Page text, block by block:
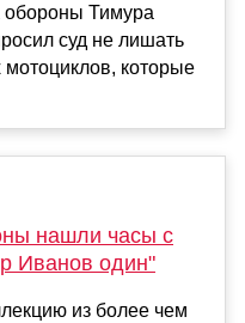
Тимура
суд не лишать
которые
нашли часы с
Иванов один"
из более чем